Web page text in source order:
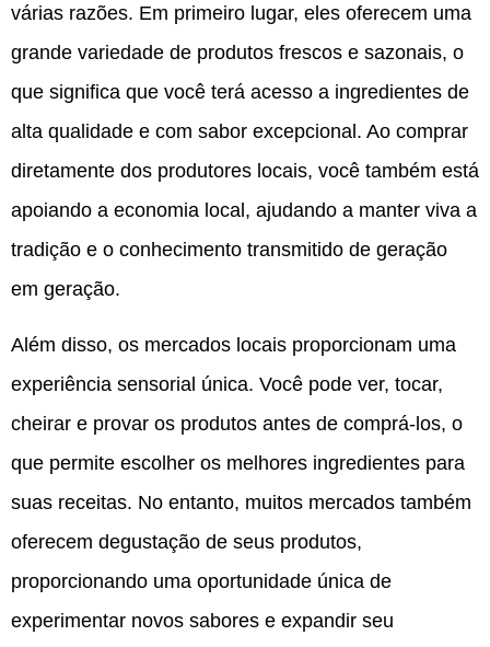
várias razões. Em primeiro lugar, eles oferecem uma
grande variedade de produtos frescos e sazonais, o
que significa que você terá acesso a ingredientes de
alta qualidade e com sabor excepcional. Ao comprar
diretamente dos produtores locais, você também está
apoiando a economia local, ajudando a manter viva a
tradição e o conhecimento transmitido de geração
em geração.
Além disso, os mercados locais proporcionam uma
experiência sensorial única. Você pode ver, tocar,
cheirar e provar os produtos antes de comprá-los, o
que permite escolher os melhores ingredientes para
suas receitas. No entanto, muitos mercados também
oferecem degustação de seus produtos,
proporcionando uma oportunidade única de
experimentar novos sabores e expandir seu